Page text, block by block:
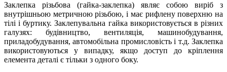
Заклепка різьбова (гайка-заклепка) являє собою виріб з
внутрішньою метричною різьбою, і має рифлену поверхню на
тілі і буртику. Заклепувальна гайка використовується в різних
галузях: будівництво, вентиляція, машинобудування,
приладобудування, автомобільна промисловість і т.д. Заклепка
використовуються у випадку, якщо доступ до кріплення
елемента деталі є тільки з одного боку.